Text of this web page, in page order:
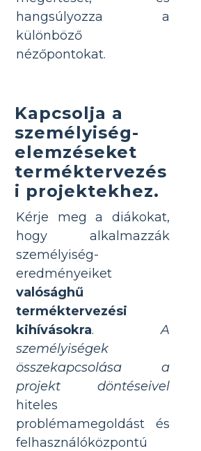
hangsúlyozza a
különböző
nézőpontokat.
Kapcsolja a
személyiség-
elemzéseket
terméktervezés
i projektekhez.
Kérje meg a diákokat,
hogy alkalmazzák
személyiség-
eredményeiket
valósághű
terméktervezési
kihívásokra.A
személyiségek
összekapcsolása a
projekt döntéseivel
hiteles
problémamegoldást és
felhasználóközpontú